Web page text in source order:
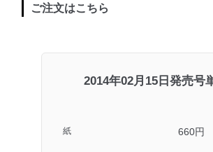
ご注文はこちら
2014年02月15日発売号
紙 660円